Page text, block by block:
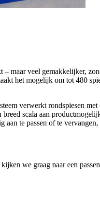
maar veel gemakkelijker,
het mogelijk om tot 480
verwerkt rondspiesen
scala aan
te passen of te
we graag naar een